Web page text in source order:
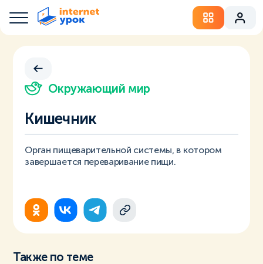
Окружающий мир
Кишечник
Орган пищеварительной системы, в котором
завершается переваривание пищи.
Также по теме